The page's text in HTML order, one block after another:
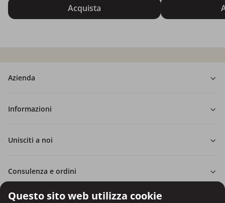
Questo sito web utilizza cookie
Acquista
Azienda
Informazioni
Unisciti a noi
Consulenza e ordini